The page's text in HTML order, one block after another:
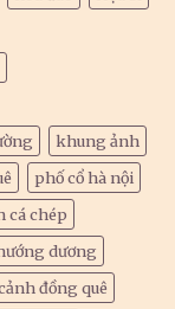
khung ảnh
phố cổ hà nội
cá chép
dương
đồng quê